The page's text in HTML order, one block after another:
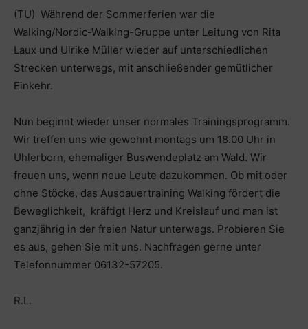
(TU) Während der Sommerferien war die
Walking/Nordic-Walking-Gruppe unter Leitung von Rita
Laux und Ulrike Müller wieder auf unterschiedlichen
Strecken unterwegs, mit anschließender gemütlicher
Einkehr.
Nun beginnt wieder unser normales Trainingsprogramm.
Wir treffen uns wie gewohnt montags um 18.00 Uhr in
Uhlerborn, ehemaliger Buswendeplatz am Wald. Wir
freuen uns, wenn neue Leute dazukommen. Ob mit oder
ohne Stöcke, das Ausdauertraining Walking fördert die
Beweglichkeit, kräftigt Herz und Kreislauf und man ist
ganzjährig in der freien Natur unterwegs. Probieren Sie
es aus, gehen Sie mit uns. Nachfragen gerne unter
Telefonnummer 06132-57205.
R.L.